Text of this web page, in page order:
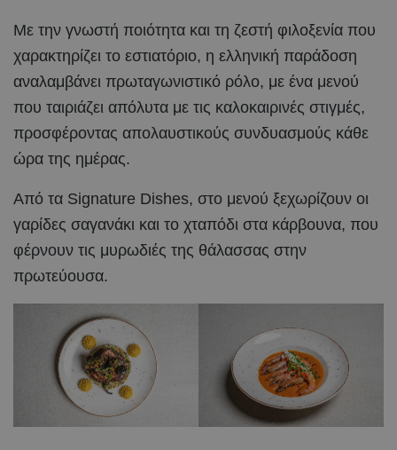
Με την γνωστή ποιότητα και τη ζεστή φιλοξενία που
χαρακτηρίζει το εστιατόριο, η ελληνική παράδοση
αναλαμβάνει πρωταγωνιστικό ρόλο, με ένα μενού
που ταιριάζει απόλυτα με τις καλοκαιρινές στιγμές,
προσφέροντας απολαυστικούς συνδυασμούς κάθε
ώρα της ημέρας.
Από τα Signature Dishes, στο μενού ξεχωρίζουν οι
γαρίδες σαγανάκι και το χταπόδι στα κάρβουνα, που
φέρνουν τις μυρωδιές της θάλασσας στην
πρωτεύουσα.